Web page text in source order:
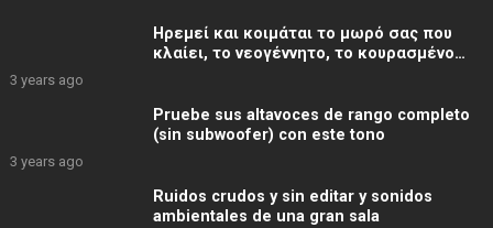
Ηρεμεί και κοιμάται το μωρό σας που
κλαίει, το νεογέννητο, το κουρασμένο
3 years ago
Pruebe sus altavoces de rango completo
(sin subwoofer) con este tono
3 years ago
Ruidos crudos y sin editar y sonidos
ambientales de una gran sala